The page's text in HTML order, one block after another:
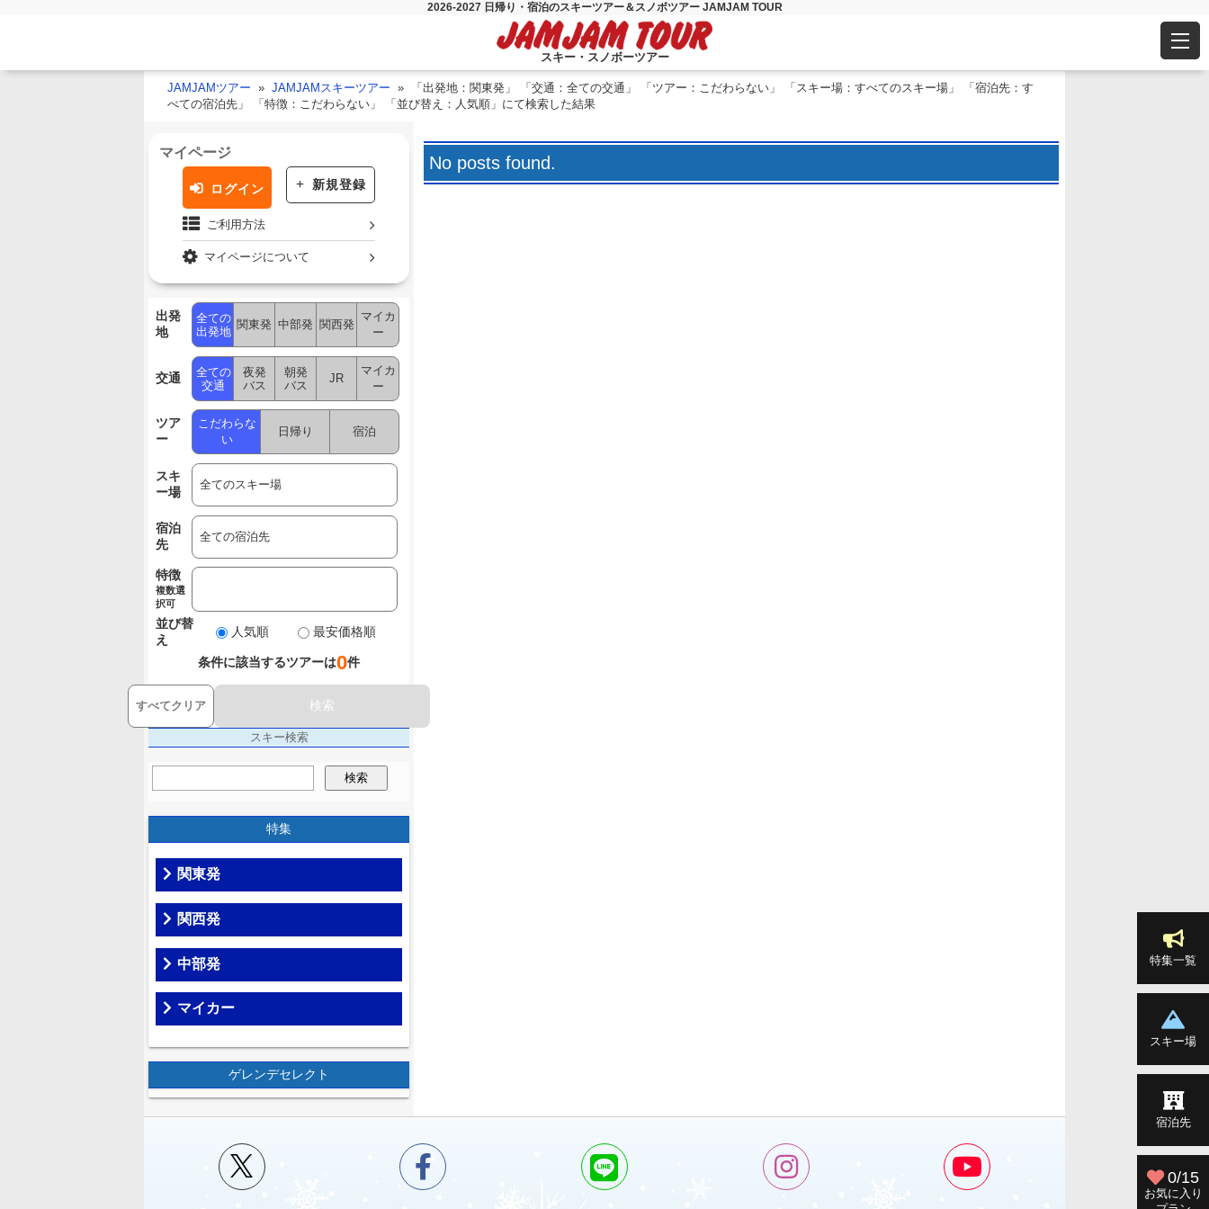
2026-2027 日帰り・宿泊のスキーツアー＆スノボツアー JAMJAM TOUR
スキー・スノボーツアー
JAMJAMツアー JAMJAMスキーツアー
「出発地：関東発」 「交通：全ての交通」 「ツアー：こだわらない」 「スキー場：すべてのスキー場」 「宿泊先：す
べての宿泊先」 「特徴：こだわらない」 「並び替え：人気順」にて検索した結果
No posts found.
マイページ
ログイン 新規登録
ご利用方法
マイページについて
出発
地
全ての
出発地
関東発 中部発 関西発
マイカ
ー
交通
全ての
交通
夜発
バス
朝発
バス
JR
マイカ
ー
ツア
ー
こだわらな
い
日帰り 宿泊
スキ
ー場
宿泊
先
特徴
複数選
択可
並び替
え
人気順 最安価格順
条件に該当するツアーは0件
すべてクリア 検索
スキー検索
検索
特集
関東発
関西発
中部発
マイカー
ゲレンデセレクト
特集一覧
スキー場
宿泊先
0/15
お気に入り